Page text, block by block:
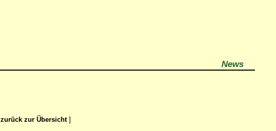
News
zurück zur Übersicht]